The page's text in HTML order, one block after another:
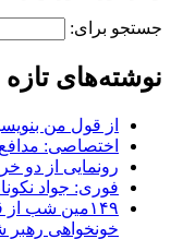
جستجو برای:
نوشته‌های تازه
از قول من
اختصاصی:
رونمایی از دو
فوری: جواد
۱۴۹مین شب
خونخواهی رهبر